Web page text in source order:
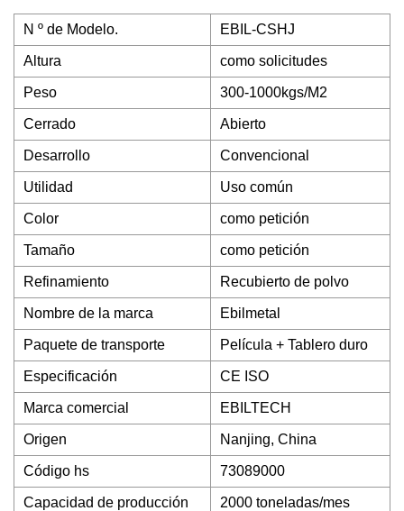
N º de Modelo. EBIL-CSHJ
Altura como solicitudes
Peso 300-1000kgs/M2
Cerrado Abierto
Desarrollo Convencional
Utilidad Uso común
Color como petición
Tamaño como petición
Refinamiento Recubierto de polvo
Nombre de la marca Ebilmetal
Paquete de transporte Película + Tablero duro
Especificación CE ISO
Marca comercial EBILTECH
Origen Nanjing, China
Código hs 73089000
Capacidad de producción 2000 toneladas/mes